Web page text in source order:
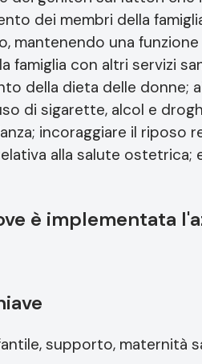
dei membri della
mantenendo una
famiglia con altri servizi
della dieta delle donne;
di sigarette, alcol e
incoraggiare il riposo
alla salute ostetrica;
è implementata
supporto, maternità